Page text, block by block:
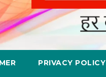
PRIVACY POLICY